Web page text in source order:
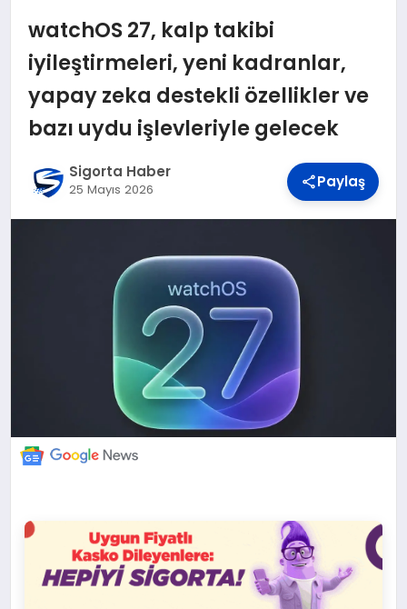
EKONOMI
DÜNYA
BILIM VE TEKNOLOJI
watchOS 27, kalp takibi
iyileştirmeleri, yeni kadranlar,
yapay zeka destekli özellikler ve
bazı uydu işlevleriyle gelecek
Sigorta Haber
25 Mayıs 2026 Paylaş